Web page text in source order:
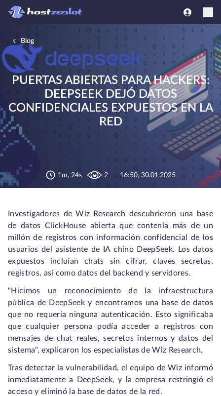
Blog
PUERTAS ABIERTAS PARA HACKERS:
DEEPSEEK DEJÓ DATOS
CONFIDENCIALES EXPUESTOS EN LA
RED
1m, 24s 2 16:50, 30.01.2025
Investigadores de Wiz Research descubrieron una base
de datos ClickHouse abierta que contenía más de un
millón de registros con información confidencial de los
usuarios del asistente de IA chino DeepSeek. Los datos
expuestos incluían chats sin cifrar, claves secretas,
registros, así como datos del backend y servidores.
"Hicimos un reconocimiento de la infraestructura
pública de DeepSeek y encontramos una base de datos
que no requería ninguna autenticación. Esto significaba
que cualquier persona podía acceder a registros con
mensajes de chat reales, secretos internos y datos del
sistema", explicaron los especialistas de Wiz Research.
Tras detectar la vulnerabilidad, el equipo de Wiz informó
inmediatamente a DeepSeek, y la empresa restringió el
acceso y eliminó la base de datos de la red.